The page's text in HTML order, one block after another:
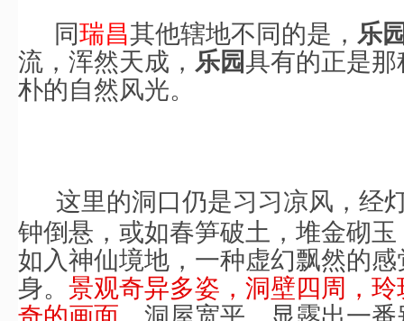
同瑞昌其他辖地不同的是， 乐
流，浑然天成， 乐园具有的正是
朴的自然风光。
这里的洞口仍是习习凉风，经
钟倒悬，或如春笋破土，堆金砌
如入神仙境地，一种虚幻飘然的
身。 景观奇异多姿，洞壁四周，
奇的画面。 洞屋宽平，显露出一